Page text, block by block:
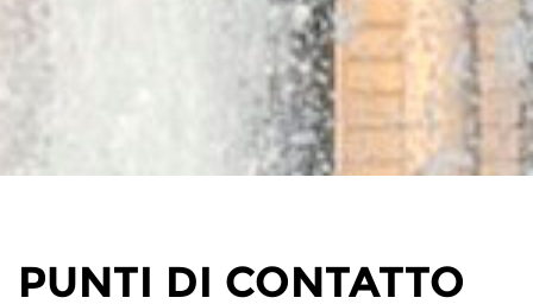
PUNTI DI CONTATTO